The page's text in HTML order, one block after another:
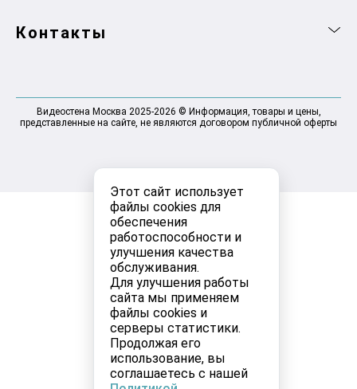
Этот сайт использует
файлы cookies для
обеспечения
работоспособности и
улучшения качества
обслуживания.
Для улучшения работы
сайта мы применяем
файлы cookies и
серверы статистики.
Продолжая его
использование, вы
соглашаетесь с нашей
Контакты
Видеостена Москва 2025-2026 © Информация, товары и цены,
представленные на сайте, не являются договором публичной оферты